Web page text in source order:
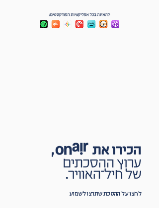
לחצו על ההסכת שתרצו לשמוע